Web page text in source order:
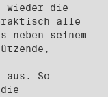
wieder die
alle
neben seinem
aus. So